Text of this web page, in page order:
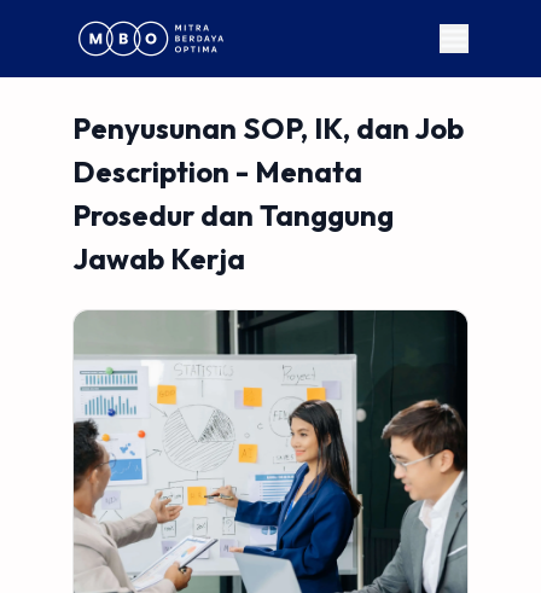
Penyusunan SOP, IK, dan Job
Description - Menata
Prosedur dan Tanggung
Jawab Kerja